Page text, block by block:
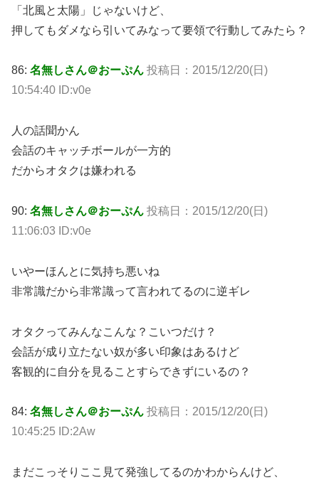
「北風と太陽」じゃないけど、
押してもダメなら引いてみなって要領で行動してみたら？
86: 名無しさん＠おーぷん 投稿日：2015/12/20(日)
10:54:40 ID:v0e
人の話聞かん
会話のキャッチボールが一方的
だからオタクは嫌われる
90: 名無しさん＠おーぷん 投稿日：2015/12/20(日)
11:06:03 ID:v0e
いやーほんとに気持ち悪いね
非常識だから非常識って言われてるのに逆ギレ
オタクってみんなこんな？こいつだけ？
会話が成り立たない奴が多い印象はあるけど
客観的に自分を見ることすらできずにいるの？
84: 名無しさん＠おーぷん 投稿日：2015/12/20(日)
10:45:25 ID:2Aw
まだこっそりここ見て発強してるのかわからんけど、